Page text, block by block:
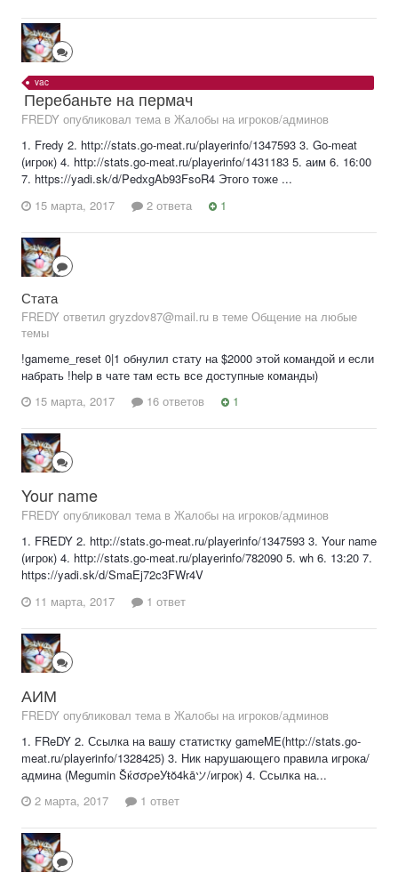
vac
Перебаньте на пермач
FREDY опубликовал тема в Жалобы на игроков/админов
1. Fredy 2. http://stats.go-meat.ru/playerinfo/1347593 3. Go-meat
(игрок) 4. http://stats.go-meat.ru/playerinfo/1431183 5. аим 6. 16:00
7. https://yadi.sk/d/PedxgAb93FsoR4 Этого тоже ...
15 марта, 2017
2 ответа 1
Стата
FREDY ответил gryzdov87@mail.ru в теме Общение на любые
темы
!gameme_reset 0|1 обнулил стату на $2000 этой командой и если
набрать !help в чате там есть все доступные команды)
15 марта, 2017
16 ответов 1
Your name
FREDY опубликовал тема в Жалобы на игроков/админов
1. FREDY 2. http://stats.go-meat.ru/playerinfo/1347593 3. Your name
(игрок) 4. http://stats.go-meat.ru/playerinfo/782090 5. wh 6. 13:20 7.
https://yadi.sk/d/SmaEj72c3FWr4V
11 марта, 2017
1 ответ
АИМ
FREDY опубликовал тема в Жалобы на игроков/админов
1. FReDY 2. Ссылка на вашу статистку gameME(http://stats.go-
meat.ru/playerinfo/1328425) 3. Ник нарушающего правила игрока/
админа (Megumin ŠќσσρeУŧŏ4kāツ/игрок) 4. Ссылка на...
2 марта, 2017
1 ответ